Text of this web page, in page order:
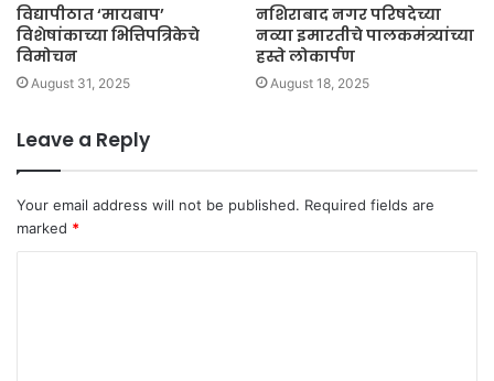
विद्यापीठात ‘मायबाप’
विशेषांकाच्या भित्तिपत्रिकेचे
विमोचन
August 31, 2025
नशिराबाद नगर परिषदेच्या
नव्या इमारतीचे पालकमंत्र्यांच्या
हस्ते लोकार्पण
August 18, 2025
Leave a Reply
Your email address will not be published. Required fields are
marked *